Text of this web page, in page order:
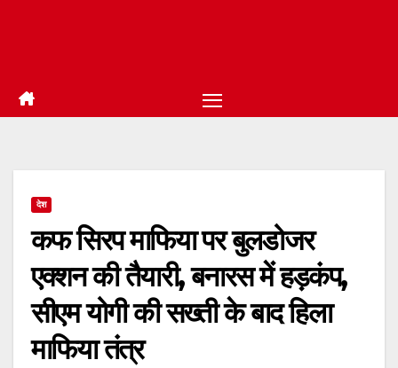
देश
कफ सिरप माफिया पर बुलडोजर
एक्शन की तैयारी, बनारस में हड़कंप,
सीएम योगी की सख्ती के बाद हिला
माफिया तंत्र